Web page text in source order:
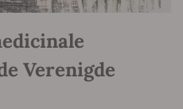
Verenigde